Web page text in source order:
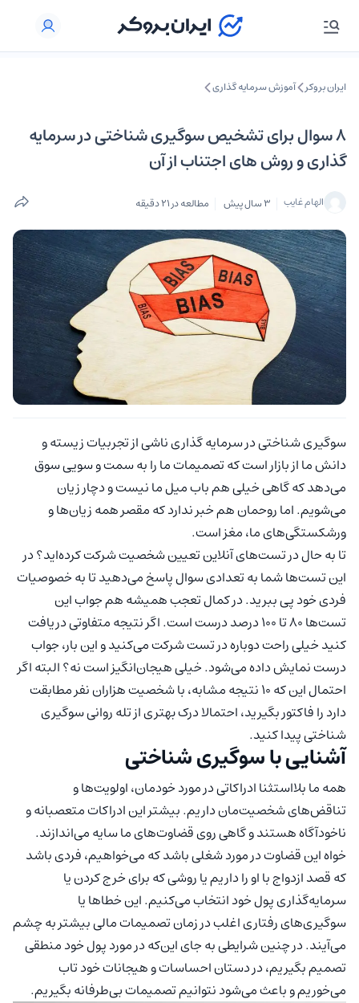
ایران بروکر آموزش سرمایه گذاری
۸ سوال برای تشخیص سوگیری شناختی در سرمایه
گذاری و روش های اجتناب از آن
الهام غایب 3 سال پیش مطالعه در 21 دقیقه
سوگیری شناختی در سرمایه گذاری ناشی از تجربیات زیسته و
دانش ما از بازار است که تصمیمات ما را به سمت و سویی سوق
می‌دهد که گاهی خیلی هم باب میل ما نیست و دچار زیان
می‌شویم. اما روحمان هم خبر ندارد که مقصر همه زیان‌ها و
ورشکستگی‌های ما، مغز است.
تا به حال در تست‌های آنلاین تعیین شخصیت شرکت کرده‌اید؟ در
این تست‌ها شما به تعدادی سوال پاسخ می‌دهید تا به خصوصیات
فردی خود پی‌ ببرید. در کمال تعجب همیشه هم جواب این
تست‌ها ۸۰ تا ۱۰۰ درصد درست است. اگر نتیجه متفاوتی دریافت
کنید خیلی راحت دوباره در تست شرکت می‌کنید و این بار، جواب
درست نمایش داده می‌شود. خیلی هیجان‌انگیز است نه؟ البته اگر
احتمال این که ۱۰ نتیجه مشابه، با شخصیت هزاران نفر مطابقت
دارد را فاکتور بگیرید، احتمالا درک بهتری از تله روانی سوگیری
شناختی پیدا کنید.
آشنایی با سوگیری شناختی
همه ما بلااستثنا ادراکاتی در مورد خودمان، اولویت‌ها و
تناقض‌های شخصیت‌مان داریم. بیشتر این ادراکات متعصبانه و
ناخودآگاه هستند و گاهی روی قضاوت‌های ما سایه می‌اندازند.
خواه این قضاوت در مورد شغلی باشد که می‌خواهیم، فردی باشد
که قصد ازدواج با او را داریم یا روشی که برای خرج کردن یا
سرمایه‌گذاری پول خود انتخاب می‌کنیم. این خطاها یا
سوگیری‌های رفتاری اغلب در زمان تصمیمات مالی بیشتر به چشم
می‌آیند. در چنین شرایطی به جای این‌که در مورد پول خود منطقی
تصمیم بگیریم، در دستان احساسات و هیجانات خود تاب
می‌خوریم و باعث می‌شود نتوانیم تصمیمات بی‌طرفانه بگیریم.